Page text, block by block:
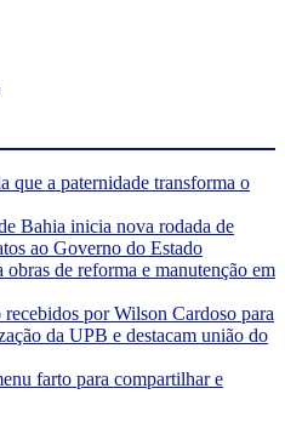
que a paternidade transforma o
Bahia inicia nova rodada de
ao Governo do Estado
de reforma e manutenção em
por Wilson Cardoso para
da UPB e destacam união do
farto para compartilhar e